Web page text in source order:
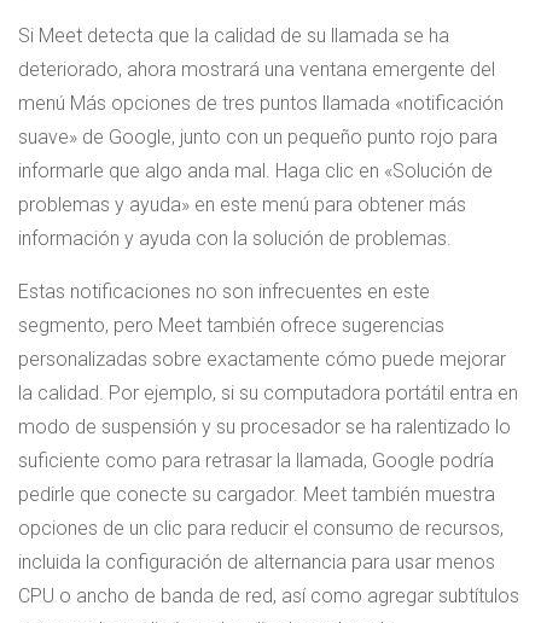
Si Meet detecta que la calidad de su llamada se ha
deteriorado, ahora mostrará una ventana emergente del
menú Más opciones de tres puntos llamada «notificación
suave» de Google, junto con un pequeño punto rojo para
informarle que algo anda mal. Haga clic en «Solución de
problemas y ayuda» en este menú para obtener más
información y ayuda con la solución de problemas.
Estas notificaciones no son infrecuentes en este
segmento, pero Meet también ofrece sugerencias
personalizadas sobre exactamente cómo puede mejorar
la calidad. Por ejemplo, si su computadora portátil entra en
modo de suspensión y su procesador se ha ralentizado lo
suficiente como para retrasar la llamada, Google podría
pedirle que conecte su cargador. Meet también muestra
opciones de un clic para reducir el consumo de recursos,
incluida la configuración de alternancia para usar menos
CPU o ancho de banda de red, así como agregar subtítulos